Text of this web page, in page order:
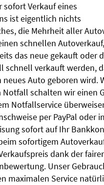
sofort Verkauf eines
ist eigentlich nichts
die Mehrheit aller
schnellen
das neue gekauft oder
schnell verkauft werden,
Auto geboren wird.
Notfall schalten wir einen
Notfallservice
per PayPal oder
sofort auf Ihr
sofortigem
dank der
Unser
maximalen Service